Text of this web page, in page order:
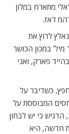
מתארח במלון
לרוץ את
ה’טרייד מיל’ במכון הכושר
פארק, ואני
כשדיבר על
המבוססת על
הדגיש כי יש לבחון
חדשה, היא